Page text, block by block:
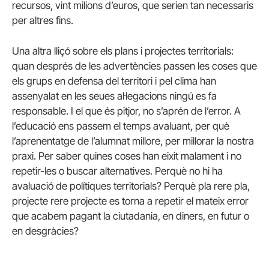
recursos, vint milions d’euros, que serien tan necessaris
per altres fins.
Una altra lliçó sobre els plans i projectes territorials:
quan després de les advertències passen les coses que
els grups en defensa del territori i pel clima han
assenyalat en les seues al·legacions ningú es fa
responsable. I el que és pitjor, no s’aprén de l’error. A
l’educació ens passem el temps avaluant, per què
l’aprenentatge de l’alumnat millore, per millorar la nostra
praxi. Per saber quines coses han eixit malament i no
repetir-les o buscar alternatives. Perquè no hi ha
avaluació de polítiques territorials? Perquè pla rere pla,
projecte rere projecte es torna a repetir el mateix error
que acabem pagant la ciutadania, en diners, en futur o
en desgràcies?